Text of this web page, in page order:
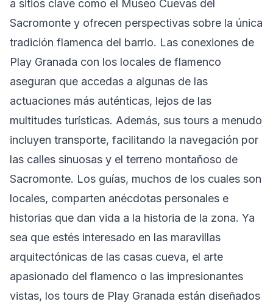
a sitios clave como el Museo Cuevas del
Sacromonte y ofrecen perspectivas sobre la única
tradición flamenca del barrio. Las conexiones de
Play Granada con los locales de flamenco
aseguran que accedas a algunas de las
actuaciones más auténticas, lejos de las
multitudes turísticas. Además, sus tours a menudo
incluyen transporte, facilitando la navegación por
las calles sinuosas y el terreno montañoso de
Sacromonte. Los guías, muchos de los cuales son
locales, comparten anécdotas personales e
historias que dan vida a la historia de la zona. Ya
sea que estés interesado en las maravillas
arquitectónicas de las casas cueva, el arte
apasionado del flamenco o las impresionantes
vistas, los tours de Play Granada están diseñados